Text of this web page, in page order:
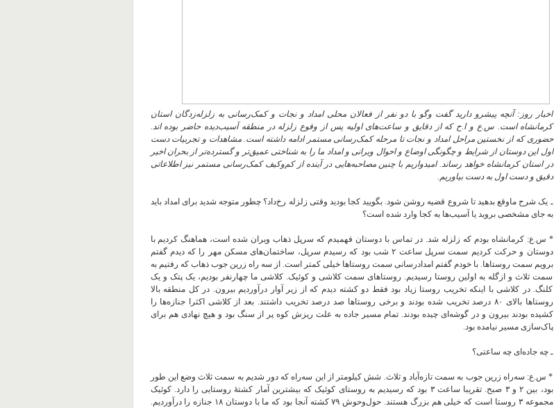
اخبار روز: آنچه پیشرو دارید گفت وگو با دو نفر از فعالان محلی امداد و نجات و کمک‌رسانی به زلزله‌زدگان استان
کرمانشاه است. س.ع و ا.ح که از دقایق و ساعت‌های اولیه پس از وقوع زلزله در منطقه آسیب‌دیده حاضر بوده اند.
حضوری که از نخستین مراحل امداد و نجات تا مرحله کمک‌رسانی مستمر ادامه داشته است. مشاهدات و تجربیات دست
اول این دوستان از شرایط و چگونگی اوضاع و احوال ویرانی و امداد ما را به شناختی عمیق‌تر و گسترده‌تر از بحران اخیر
در استان کرمانشاه خواهد رساند. امیدواریم با چنین مصاحبه‌هایی در آینده از کم‌وکیف کمک‌رسانی مستمر نیز اطلاعاتی
دقیق و دست اول به دست بیاوریم.
ـ یک شرح ماوقع بدهید تا شروع قضیه روشن شود. بگویید کجا بودید وقتی زلزله رخ‌داد؟ چطور متوجه شدید برای امداد باید
به جای مشخصی بروید یا آسیب‌ها به کجا وارد شده است؟
* س.ع: کرمانشاه بودم که زلزله شد. در تماس با دوستان فهمیدم که سرپل ذهاب ویران شده است، هماهنگ کردیم با
دوستان و حرکت کردیم سمت سرپل ساعت ۲ شب بود که رسیدم سرپل، ساختمان‌های مسکن مهر را که دیدم گفتم
برویم سمت روستاها. با خودم گفتم امدادرسانی سمت روستاها خیلی کمتر است. از سه راه زرین جوب ذهاب که رفتیم به
سمت ثلاث و ازگله به اولین روستا رسیدیم. روستاهای سمت کلاشی و کوئیک. کلاشی ما چهارنفر بودیم، یک پتک و یک
کلنگ. در کلاشی با اینکه تخریب روستا زیاد بود فقط دو کشته دیدم که از زیر آوار درآوردیم بیرون. در کل منطقه بالا
روستاها بالای ۸۰ درصد تخریب شده بودند و برخی روستاها صد درصد تخریب داشتند. بعد از کلاشی اکثرا جنازه‌ها را
کشیده بودند بیرون و در گوشه‌ای چیده بودند. تمام مسیر جاده به علت ریزش کوه پر از سنگ بود و هیچ نهادی هم برای
پاک‌سازی مسیر نیامده بود.
ـ چه جاده‌ای چه ساعتی؟
* س.ع: سه‌راه زرین جوب به سمت تازه‌آباد و ثلاث. شش کیلومتر از این سه‌راه که دور شدیم به سمت ثلاث وضع این طور
بود، بین ۲ و ۳ صبح. تقریبا ساعت ۳ بود که رسیدیم به روستای کوئیک که بیشترین آمار کشتهٔ روستایی را دارد. کوئیک
مجموعه ۳ روستا است که خیلی هم بزرگ هستند. حول‌وحوش ۷۹ کشته آنجا بود که ما با دوستان ۱۸ جنازه را درآوردیم.